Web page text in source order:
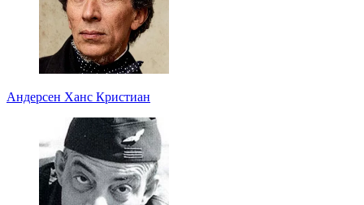
Андерсен Ханс Кристиан